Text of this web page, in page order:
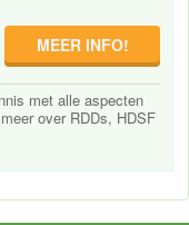
MEER INFO!
met alle aspecten
over RDDs, HDSF